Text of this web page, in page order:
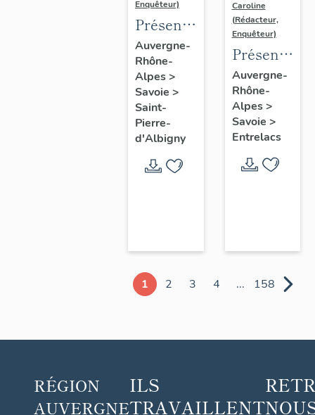
Enquêteur)
Présentation
de la
commune
de Saint-
Pierre-
d'Albigny
Auvergne-
Rhône-
Alpes>
Savoie >
Saint-
Pierre-
d'Albigny
Caroline
(Rédacteur,
Enquêteur)
de la
commune
d'Épersy
Auvergne-
Rhône-
Alpes>
Savoie >
Entrelacs
1 2 3 4 ... 158
RÉGION
AUVERGNE
ILS
TRAVAILLENT